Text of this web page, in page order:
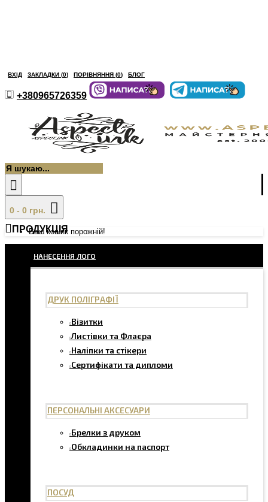
ВХІД ЗАКЛАДКИ (0) ПОРІВНЯННЯ (0) БЛОГ
+380965726359
0 - 0 грн.
Ваш кошик порожній!
ПРОДУКЦІЯ
НАНЕСЕННЯ ЛОГО
ДРУК ПОЛІГРАФІЇ
Візитки
Листівки та Флаєра
Наліпки та стікери
Сертифікати та дипломи
ПЕРСОНАЛЬНІ АКСЕСУАРИ
Брелки з друком
Обкладинки на паспорт
ПОСУД